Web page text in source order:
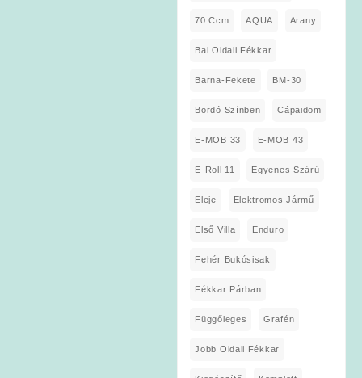
70 Ccm AQUA Arany
Bal Oldali Fékkar
Barna-Fekete BM-30
Bordó Színben Cápaidom
E-MOB 33 E-MOB 43
E-Roll 11 Egyenes Szárú
Eleje Elektromos Jármű
Első Villa Enduro
Fehér Bukósisak
Fékkar Párban
Függőleges Grafén
Jobb Oldali Fékkar